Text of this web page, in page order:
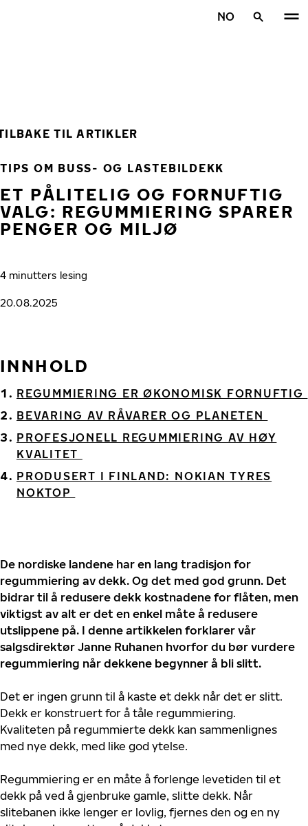
NO
TIL ARTIKLER
TIPS OM BUSS- OG LASTEBILDEKK
ET PÅLITELIG OG FORNUFTIG
VALG: REGUMMIERING SPARER
PENGER OG MILJØ
4 minutters lesing
20.08.2025
INNHOLD
REGUMMIERING ER ØKONOMISK FORNUFTIG
BEVARING AV RÅVARER OG PLANETEN
PROFESJONELL REGUMMIERING AV HØY
KVALITET
PRODUSERT I FINLAND: NOKIAN TYRES
NOKTOP
De nordiske landene har en lang tradisjon for
regummiering av dekk. Og det med god grunn. Det
bidrar til å redusere dekk kostnadene for flåten, men
viktigst av alt er det en enkel måte å redusere
utslippene på. I denne artikkelen forklarer vår
salgsdirektør Janne Ruhanen hvorfor du bør vurdere
regummiering når dekkene begynner å bli slitt.
Det er ingen grunn til å kaste et dekk når det er slitt.
Dekk er konstruert for å tåle regummiering.
Kvaliteten på regummierte dekk kan sammenlignes
med nye dekk, med like god ytelse.
Regummiering er en måte å forlenge levetiden til et
dekk på ved å gjenbruke gamle, slitte dekk. Når
slitebanen ikke lenger er lovlig, fjernes den og en ny